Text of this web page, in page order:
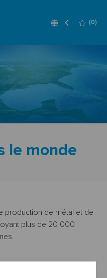
Language
French (0)
le monde
production de métal et de
plus de 20 000